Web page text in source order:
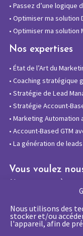
Nous utilisons des
stocker et/ou
l'appareil, afin de
• Passez d’une logique
• Optimiser ma solution
• Optimiser ma solution
Nos expertises
• État de l’Art du
• Coaching stratégique
• Stratégie de Lead
• Stratégie Account-
• Marketing Automation
• Account-Based GTM
• La génération de leads
Vous voulez
Abonnez-vous à